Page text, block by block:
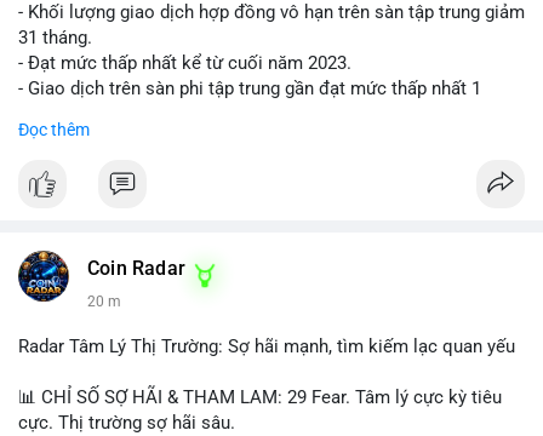
- Khối lượng giao dịch hợp đồng vô hạn trên sàn tập trung giảm
31 tháng.
- Đạt mức thấp nhất kể từ cuối năm 2023.
- Giao dịch trên sàn phi tập trung gần đạt mức thấp nhất 1
#vlikevn #titanbot
Đọc thêm
Coin Radar
20 m
Radar Tâm Lý Thị Trường: Sợ hãi mạnh, tìm kiếm lạc quan yếu
📊 CHỈ SỐ SỢ HÃI & THAM LAM: 29 Fear. Tâm lý cực kỳ tiêu
cực. Thị trường sợ hãi sâu.